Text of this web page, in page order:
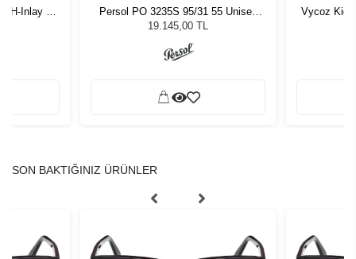
H-Inlay 53-
Persol PO 3235S 95/31 55 Unisex
Güneş Gözlüğü
19.145,00 TL
Vycoz Kids
SON BAKTIĞINIZ ÜRÜNLER